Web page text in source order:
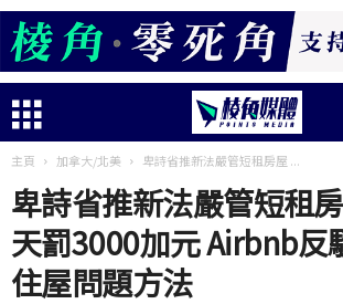
主頁 加拿大/北美 卑詩省推新法嚴管短租房屋 ...
卑詩省推新法嚴管短租
天罰3000加元 Airbnb反
住屋問題方法